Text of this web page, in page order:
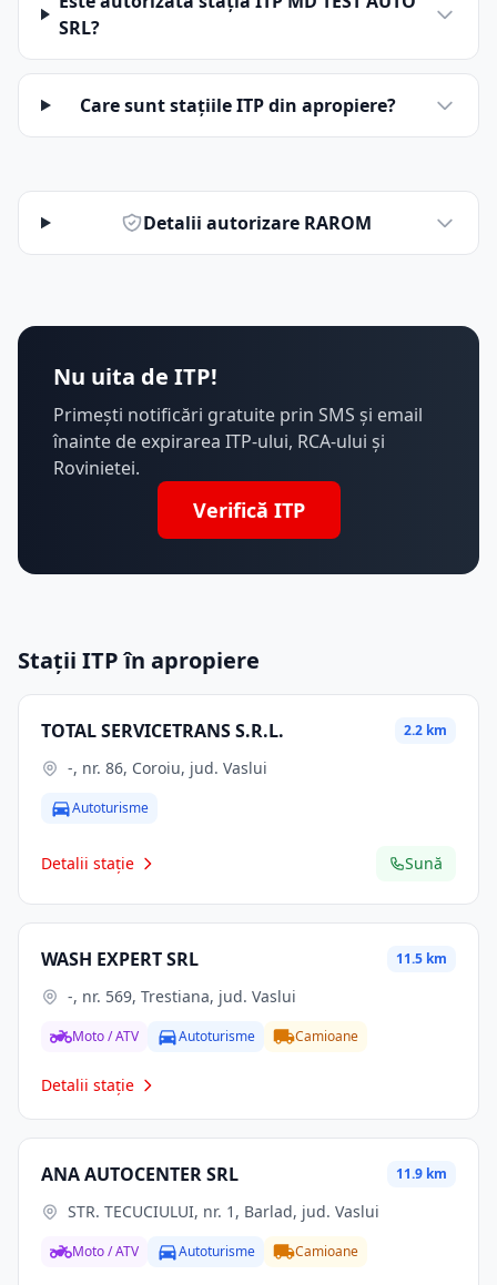
SRL?
Care sunt stațiile ITP din apropiere?
Detalii autorizare RAROM
Nu uita de ITP!
Primești notificări gratuite prin SMS și email
înainte de expirarea ITP-ului, RCA-ului și
Rovinietei.
Verifică ITP
Stații ITP în apropiere
TOTAL SERVICETRANS S.R.L. 2.2 km
-, nr. 86, Coroiu, jud. Vaslui
Autoturisme
Detalii stație Sună
WASH EXPERT SRL 11.5 km
-, nr. 569, Trestiana, jud. Vaslui
Moto / ATV Autoturisme Camioane
Detalii stație
ANA AUTOCENTER SRL 11.9 km
STR. TECUCIULUI, nr. 1, Barlad, jud. Vaslui
Moto / ATV Autoturisme Camioane